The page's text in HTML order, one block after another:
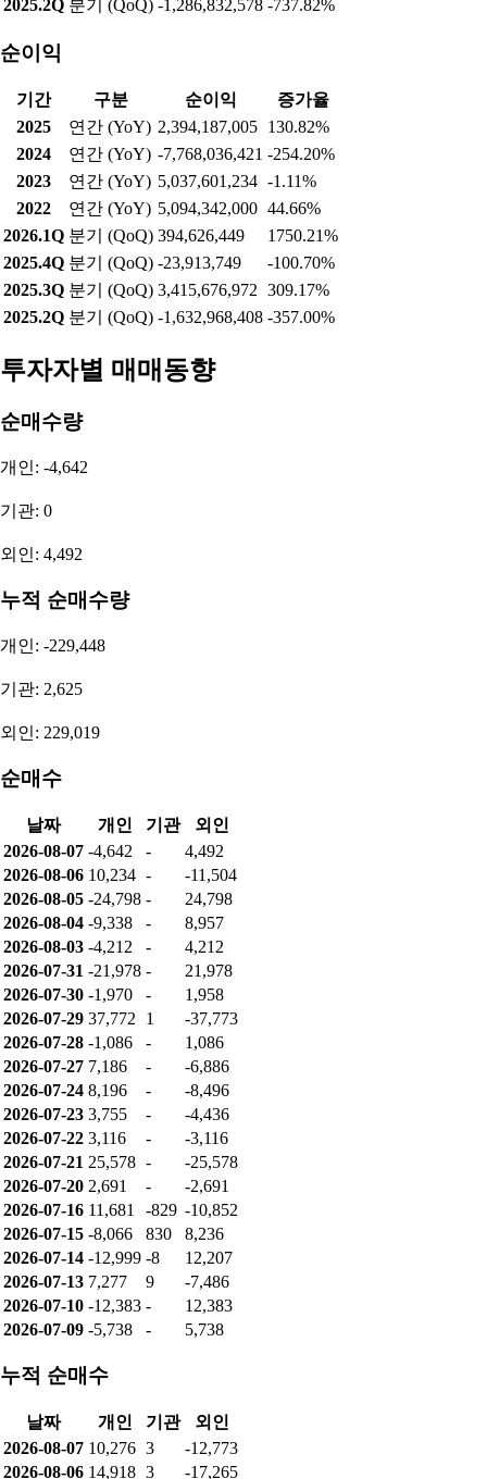
[인포스탁데일리=박상철 기자]인포스탁데일리가 매일 아침 전
세계 투자 정보를 담은 뉴스를 배달해드립니다. 미국증시 마감과
시장 이슈, 주목할만한 인사이트가 담긴 주요 외신, 국내 시장 종
목들의 시세를 움직일 뉴스 등을 엄선했습니다. 증시 개장 전 빠
르게 변하는 시장 현황을 살펴보고 이를 통해 투자전략을 점검할
수 있도록 마련된 코너입니다.■ 국내증시코스피지수는 0.11% 상
승한 7498.00에 마감했다.수급별로는 개인과 기관이 각각 3조
9754억, 1조5488억 순매수했다. 외국인은 5조6049억 순매도했다.
선물시장에서는 외국인은
실적현황
매출액
기간
2024
연간 (YoY)
2023
연간 (YoY)
2022
연간 (YoY)
2026.1Q 분기 (QoQ)
2025.3Q 분기 (QoQ)
2025.2Q
분기 (QoQ)
영업이익
기간 구분 영업이익
2025
연간 (YoY) 1,189,151,404
2024
연간 (YoY) -1,599,935,484
2023
연간 (YoY) 2,473,145,469
2022
연간 (YoY) 5,380,206,000
2026.1Q 분기 (QoQ) -369,468,706
2025.4Q 분기 (QoQ) -1,264,389,076
분기 (QoQ) 3,538,617,257
2025.2Q 분기 (QoQ) -1,286,832,578
순이익
기간 구분 순이익
2025
연간 (YoY) 2,394,187,005
2024
연간 (YoY) -7,768,036,421
2023
연간 (YoY) 5,037,601,234
2022
연간 (YoY) 5,094,342,000
2026.1Q 분기 (QoQ) 394,626,449
2025.4Q 분기 (QoQ) -23,913,749
2025.3Q 분기 (QoQ) 3,415,676,972
순매수량